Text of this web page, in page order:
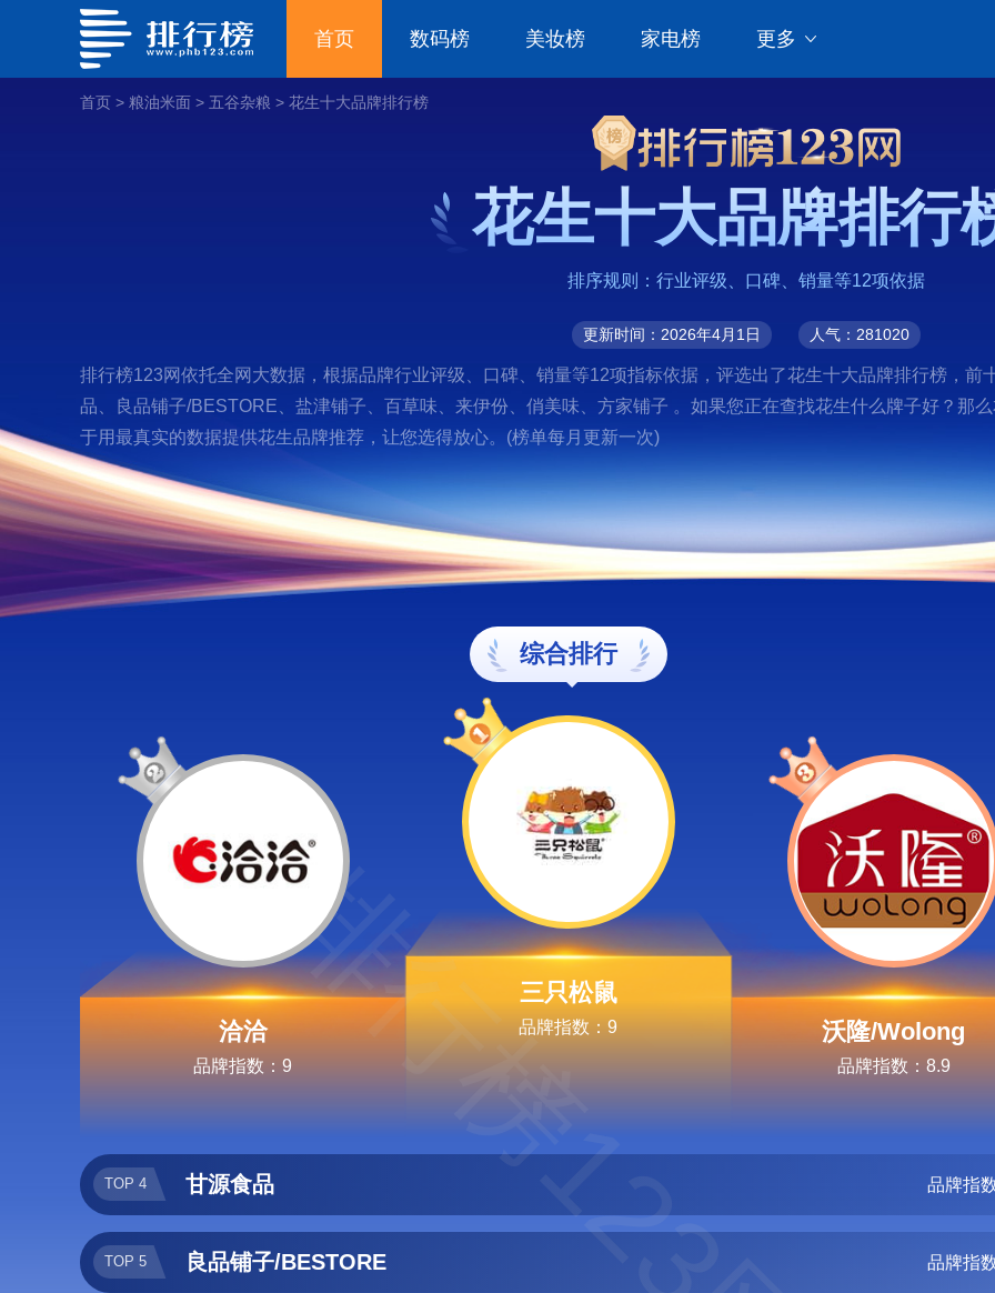
首页 数码榜 美妆榜 家电榜 更多
首页 > 粮油米面 > 五谷杂粮 > 花生十大品牌排行榜
花生十大品牌排行
排序规则：行业评级、口碑、销量等12项依据
更新时间：2026年4月1日 人气：281020
排行榜123网依托全网大数据，根据品牌行业评级、口碑、销量等12项指标依据，评选出了花生十大品牌排行榜，前
品、良品铺子/BESTORE、盐津铺子、百草味、来伊份、俏美味、方家铺子 。如果您正在查找花生什么牌子好？那
于用最真实的数据提供花生品牌推荐，让您选得放心。(榜单每月更新一次)
综合排行
洽洽
品牌指数：9
三只松鼠
品牌指数：9 沃隆/Wolong
品牌指数：8.9
TOP 4 甘源食品 品牌指
TOP 5 良品铺子/BESTORE 品牌指
排行榜123网